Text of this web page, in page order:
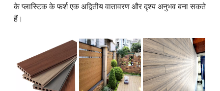
के प्लास्टिक के फर्श एक अद्वितीय वातावरण और दृश्य अनुभव बना सकते
हैं।